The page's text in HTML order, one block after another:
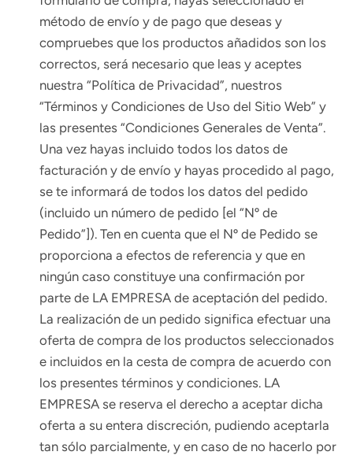
método de envío y de pago que deseas y
compruebes que los productos añadidos son los
correctos, será necesario que leas y aceptes
nuestra “Política de Privacidad”, nuestros
“Términos y Condiciones de Uso del Sitio Web” y
las presentes “Condiciones Generales de Venta”.
Una vez hayas incluido todos los datos de
facturación y de envío y hayas procedido al pago,
se te informará de todos los datos del pedido
(incluido un número de pedido [el “Nº de
Pedido”]). Ten en cuenta que el Nº de Pedido se
proporciona a efectos de referencia y que en
ningún caso constituye una confirmación por
parte de LA EMPRESA de aceptación del pedido.
La realización de un pedido significa efectuar una
oferta de compra de los productos seleccionados
e incluidos en la cesta de compra de acuerdo con
los presentes términos y condiciones. LA
EMPRESA se reserva el derecho a aceptar dicha
oferta a su entera discreción, pudiendo aceptarla
tan sólo parcialmente, y en caso de no hacerlo por